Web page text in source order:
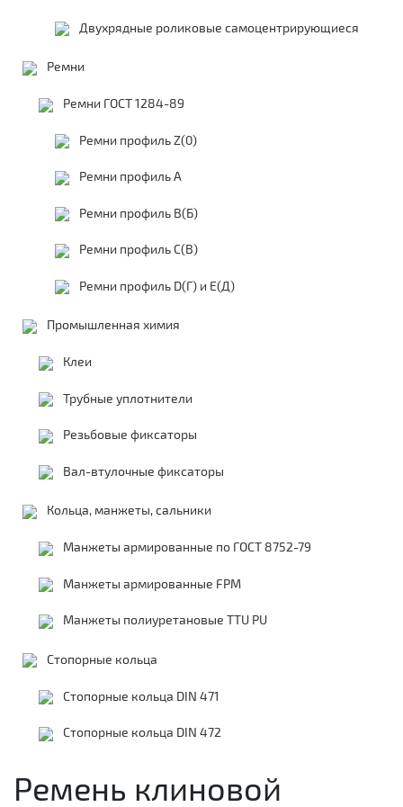
Двухрядные роликовые самоцентрирующиеся
Ремни
Ремни ГОСТ 1284-89
Ремни профиль Z(0)
Ремни профиль А
Ремни профиль В(Б)
Ремни профиль С(В)
Ремни профиль D(Г) и E(Д)
Промышленная химия
Клеи
Трубные уплотнители
Резьбовые фиксаторы
Вал-втулочные фиксаторы
Кольца, манжеты, сальники
Манжеты армированные по ГОСТ 8752-79
Манжеты армированные FPM
Манжеты полиуретановые TTU PU
Стопорные кольца
Стопорные кольца DIN 471
Стопорные кольца DIN 472
Ремень клиновой